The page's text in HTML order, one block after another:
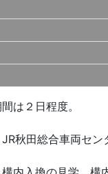
は２日程度。
秋田総合車両セ